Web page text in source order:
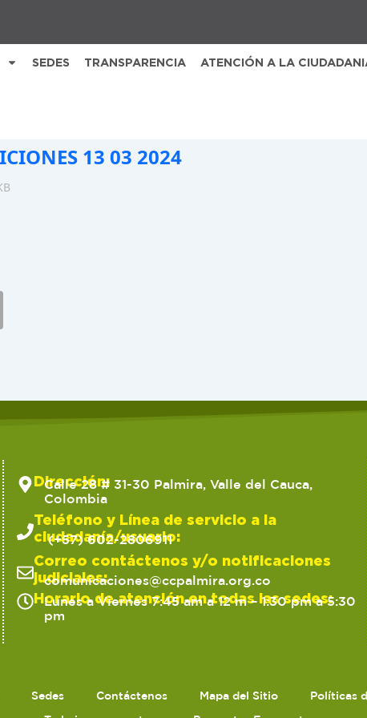
SEDES TRANSPARENCIA ATENCIÓN A LA
13 03 2024
Dirección:
Calle 28 # 31-30 Palmira, Valle del Cauca,
Colombia
Teléfono y Línea de servicio a la
ciudadanía/usuario:
(+57) 602-2806911
Correo contáctenos y/o notificaciones
judiciales:
comunicaciones@ccpalmira.org.co
Horario de atención en todas las sedes:
Lunes a Viernes 7:45 am a 12 m – 1:30 pm a 5:30
pm
Sedes Contáctenos Mapa del Sitio Políticas